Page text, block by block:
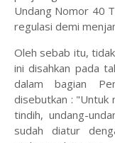
Undang Nomor 40
regulasi demi
Oleh sebab itu,
ini disahkan pada
dalam bagian
disebutkan : "Untuk
tindih, undang-
sudah diatur